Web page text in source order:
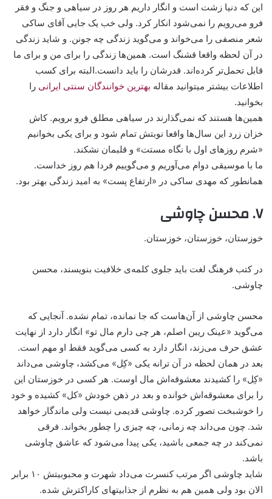
این که دنیا زشت است و انگار داریم هر روز در سیاهی و جنگ و فقر
فرو می‌رویم را نمی‌شود انکار کرد. ولی خب یک جایی آقای ساکی
شعر منصفی را می‌خواند و می‌گوید زندگی چه جونن. و شاید زندگی
در آن لحظه واقعا قشنگ است. همین‌ها زندگی را برای من و برای ما
قابل تحمل‌تر کرده‌اند. قدرشان را باید دانست.البته برای کسب
اطلاعات بیشتر میتوانید مقاله بهترین خوانندگان سنتی ایرانی را
بخوانید.
همین‌ها هستند که نمی‌گذارند در سیاهی مطلق فرو برویم. کاش
خزان زرد این سال‌ها واقعا نوبتش تمام شود و برای یکی بخوانیم
«شرم روزهای اول با نگاه مستت» و قلبمان نشکند.
ما با موسیقی دوام می‌آوریم و می‌گوییم فردا هم روز خداست.
همانطور که مهدی ساکی در «ارتفاع پست» به امید زندگی بهتر بود.
۷. محسن چاوشی
خوزستان، خوزستان، خوزستان.
در کتب فرهنگ لغت باید جلوی کلمه‌ی خلافیت بنویسند، محسن
چاوشی.
محسن چاوشی از آن‌هاست که جا نمانده، تمام نشده. آنجایی که
می‌گوید «عینک ریبن اصلم، هر چی دارم مال تو» انگار دارد از نهایت
عشق حرف می‌زند، انگار دارد به کسی می‌گوید فقط او مهم است.
بعد در همان لحظه در آن ترانه یکی «کِل» می‌کشد، چاوشی می‌داند
«کِل» را کشیدند معشوقه‌اش مال اوست. هر کسی در خوزستان این
را برای معشوقه‌اش خوانده و بعد در ذهن خودش «کل» کشیده و خود
را خوشبخت تصور کرده. چاوشی قدیمی نیست ولی ماندگار خواهد
شد. چون می‌داند چه زمانی، چه چیزی را چطور بخواند. فرقی
نمی‌کند در چه جمعی باشید، یکی پیدا می‌شود که عاشق چاوشی
باشد.
شاید چاوشی اگر مرتب کنسرت می‌داد شهرت و محبوبیتش ۱۰ برابر
الان بود ولی همین هم به نظرم از جذابیتهای کاراکترش شده.